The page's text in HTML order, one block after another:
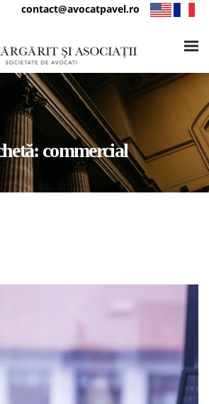
contact@avocatpavel.ro
commercial